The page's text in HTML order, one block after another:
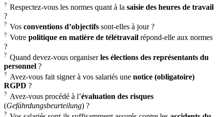
? Respectez-vous les normes quant à la saisie des heures de travail
?
? Vos conventions d’objectifs sont-elles à jour ?
? Votre politique en matière de télétravail répond-elle aux normes
?
? Quand devez-vous organiserles élections des représentants du
personnel ?
? Avez-vous fait signer à vos salariés une notice (obligatoire)
RGPD ?
? Avez-vous procédé à l’évaluation des risques
(Gefährdungsbeurteilung) ?
?